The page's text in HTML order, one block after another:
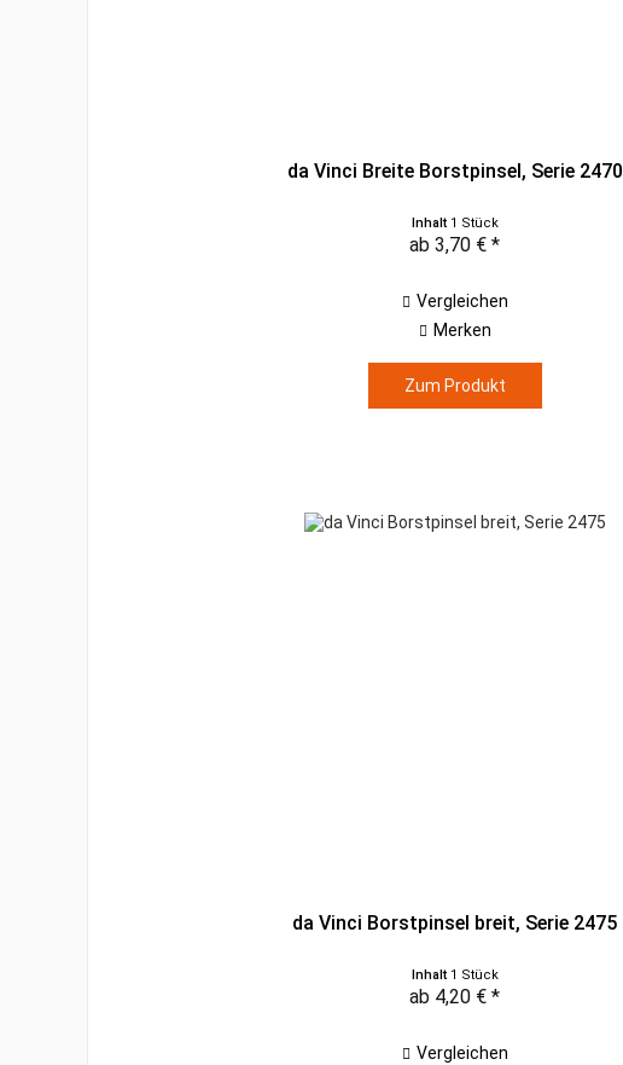
da Vinci Breite Borstpinsel, Serie 2470
Inhalt 1 Stück
ab 3,70 € *
Vergleichen
Merken
Zum Produkt
da Vinci Borstpinsel breit, Serie 2475
Inhalt 1 Stück
ab 4,20 € *
Vergleichen